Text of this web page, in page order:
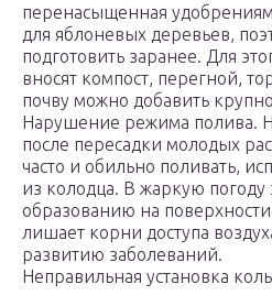
перенасыщенная
для яблоневых деревьев,
подготовить заранее. Для
вносят компост, перегной,
почву можно добавить
Нарушение режима полива.
после пересадки молодых
часто и обильно поливать,
из колодца. В жаркую погоду
образованию на
лишает корни доступа
развитию заболеваний.
Неправильная установка